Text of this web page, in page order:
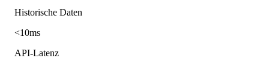
Historische Daten
<10ms
API-Latenz